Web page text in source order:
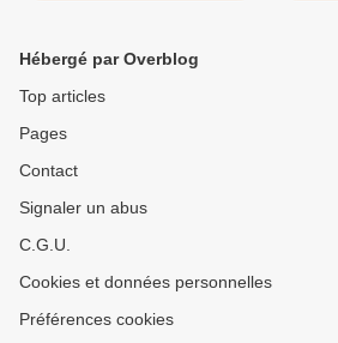
Hébergé par Overblog
Top articles
Pages
Contact
Signaler un abus
C.G.U.
Cookies et données personnelles
Préférences cookies